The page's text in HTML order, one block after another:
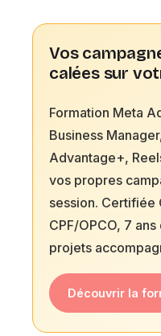
Vos
calées sur
Formation Meta
Business
Advantage+,
vos propres
session. Certifiée
CPF/OPCO, 7
projets
Découvrir la